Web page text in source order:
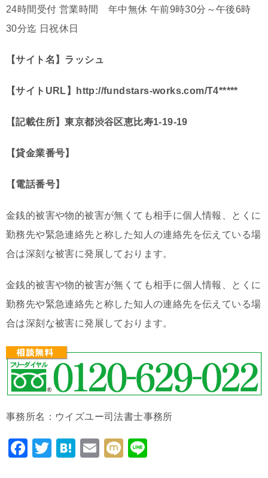
24時間受付 営業時間 年中無休 午前9時30分～午後6時
30分迄 日祝休日
【サイト名】ラッシュ
【サイトURL】http://fundstars-works.com/T4*****
【記載住所】東京都渋谷区恵比寿1-19-19
【貸金業番号】
【電話番号】
金銭的被害や物的被害が無くても相手に個人情報、とくに
勤務先や緊急連絡先と称した知人の連絡先を伝えている場
合は深刻な被害に発展しております。
金銭的被害や物的被害が無くても相手に個人情報、とくに
勤務先や緊急連絡先と称した知人の連絡先を伝えている場
合は深刻な被害に発展しております。
事務所名：ウイズユー司法書士事務所
F
T
H
E
M